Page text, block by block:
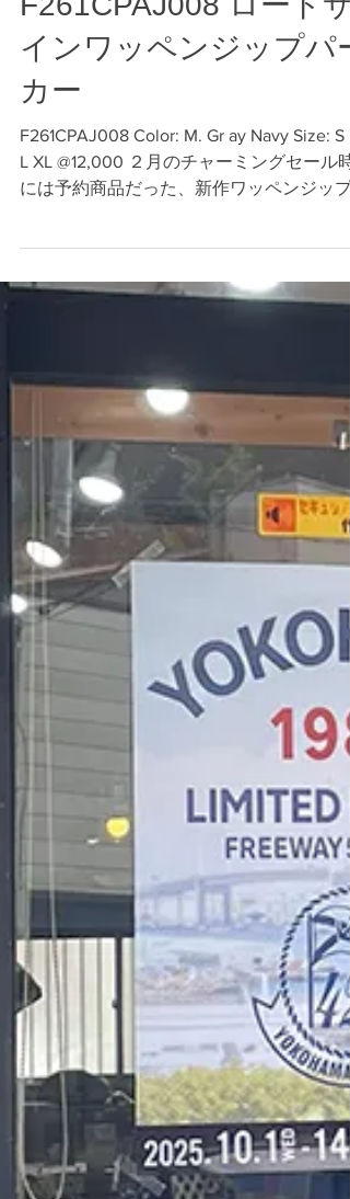
3月23日 読了時間: 1分
F261CPAJ008 ロードサ
インワッペンジップパー
カー
F261CPAJ008 Color: M. Gr ay Navy Size: S M
には予約商品だった、新作ワッペンジップ
ーカーが入荷しました。 ロードサインをモ
チーフにしたカラフルなワッペンを散りば
等、作りが違うワッペンを使用したり、ト
コロールカラーの引手を付けたりとギミッ
を効かせました。 厚すぎず薄すぎずの裏パ
イル地の裏毛素材は、柔らかく肌触りの良
着用感で、季節を問わず快適な着心地です
#freeway428 #yokohama #americancasual
#motomachi #横浜フリーウェイ #80年代 #
元町 #originaldesign #marine #lazona
#zip_paka